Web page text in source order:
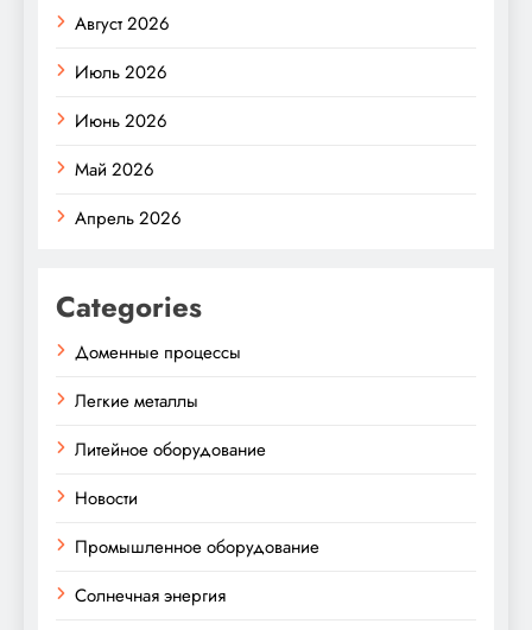
Август 2026
Июль 2026
Июнь 2026
Май 2026
Апрель 2026
Categories
Доменные процессы
Легкие металлы
Литейное оборудование
Новости
Промышленное оборудование
Солнечная энергия